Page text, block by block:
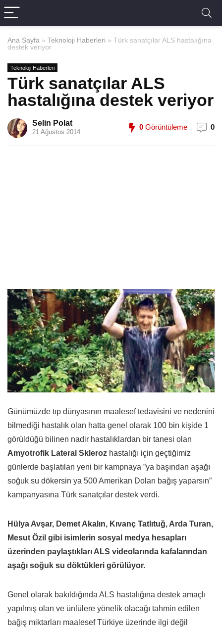
Ana Sayfa » Teknoloji Haberleri » Türk sanatçılar ALS hastalığına
destek veriyor
Teknoloji Haberleri
Türk sanatçılar ALS
hastalığına destek veriyor
Selin Polat
21 Ağustos 2014
0 Görüntüleme 0
Günümüzde tıp dünyasının maalesef tedavisini ve nedenini
bilmediği hastalık olan hatta genel olarak 100 bin kişide 1
görüldüğü bilinen nadir hastalıklardan bir tanesi olan
Amyotrofik Lateral Skleroz hastalığı için geçtiğimiz
günlerde başlatılan yeni bir kampnaya ”ya başından aşağı
soğuk su dökersin ya 500 Amerikan Doları bağış yaparsın”
kampanyasına Türk sanatçılar destek verdi.
Hülya Avşar, Demet Akalın, Kıvanç Tatlıtuğ, Arda Turan,
Mesut Özil gibi isimlerin sosyal medya hesapları
üzerinden paylaştıkları ALS videolarında kafalarından
aşağı soğuk su döktükleri görülüyor.
Genel olarak bakıldığında ALS hastalığına destek amaçlı
yapılmış olan ve ünlülere yönelik olacağı tahmin edilen
bağış miktarları maalesef Türkiye üzerinde ilgi değil